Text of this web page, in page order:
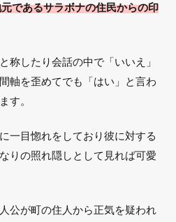
であるサラボナの住民からの印
称したり会話の中で「いいえ」
軸を歪めてでも「はい」と言わ
す。
一目惚れをしており彼に対する
りの照れ隠しとして見れば可愛
公が町の住人から正気を疑われ